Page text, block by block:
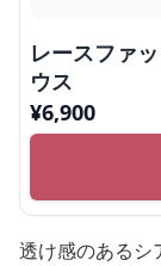
レースファ
ウス
¥6,900
透け感のあるシ